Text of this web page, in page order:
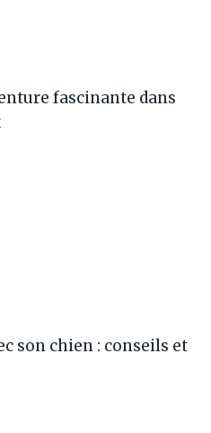
fascinante dans
son chien : conseils et